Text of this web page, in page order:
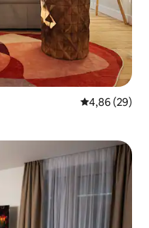
4,86 (29)